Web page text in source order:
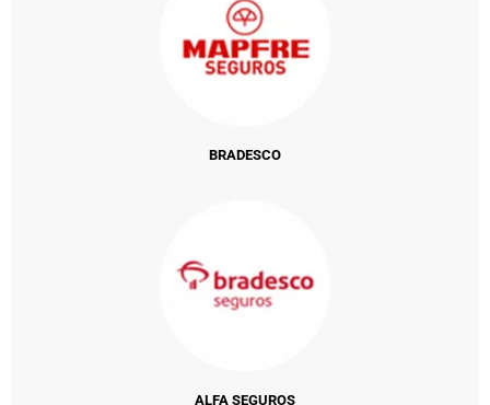
BRADESCO
ALFA SEGUROS